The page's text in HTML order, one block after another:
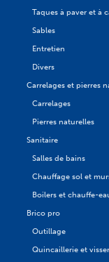
Taques à paver et à
Sables
Entretien
Divers
Carrelages et pierres
Carrelages
Pierres naturelles
Sanitaire
Salles de bains
Chauffage sol et
Boilers et chauffe-
Brico pro
Outillage
Quincaillerie et